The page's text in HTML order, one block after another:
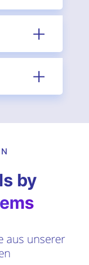
by
aus unserer